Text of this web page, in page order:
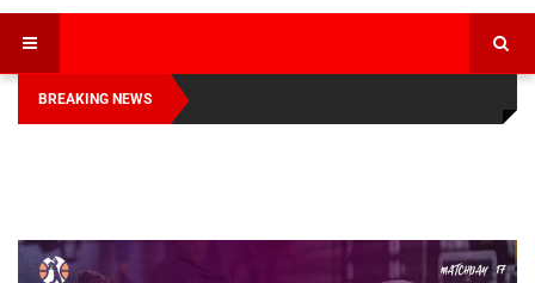
BREAKING NEWS
Οι Πάνθηρες Καβάλας στην Women Basketball
League 1